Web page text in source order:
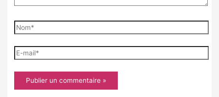
Nom*
E-
mail*